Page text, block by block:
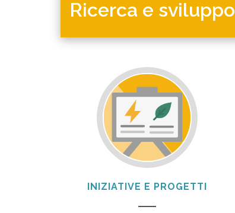
Ricerca e sviluppo
INIZIATIVE E PROGETTI